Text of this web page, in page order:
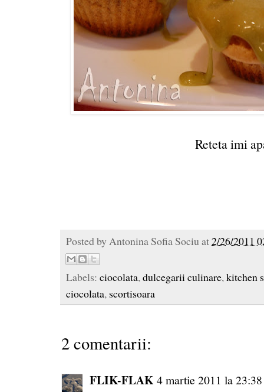
Reteta imi
Posted by Antonina Sofia Sociu at2/26/2011
Labels: ciocolata,dulcegarii culinare,kitchen
ciocolata, scortisoara
2 comentarii:
FLIK-FLAK 4 martie 2011 la 23:38